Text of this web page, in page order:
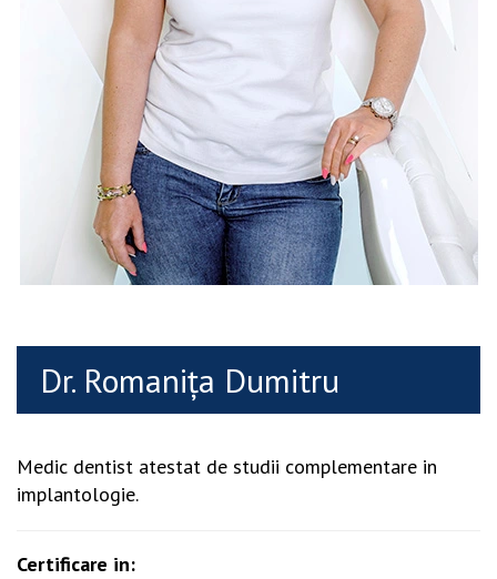
Dr. Romanița Dumitru
Medic dentist atestat de studii complementare in
implantologie.
Certificare in: